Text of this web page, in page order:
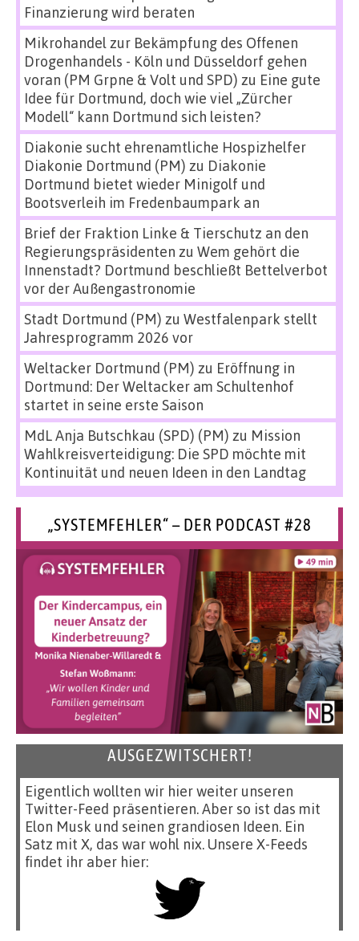
Finanzierung wird beraten
Mikrohandel zur Bekämpfung des Offenen
Drogenhandels - Köln und Düsseldorf gehen
voran (PM Grpne & Volt und SPD) zu Eine gute
Idee für Dortmund, doch wie viel „Zürcher
Modell“ kann Dortmund sich leisten?
Diakonie sucht ehrenamtliche Hospizhelfer
Diakonie Dortmund (PM) zu Diakonie
Dortmund bietet wieder Minigolf und
Bootsverleih im Fredenbaumpark an
Brief der Fraktion Linke & Tierschutz an den
Regierungspräsidenten zu Wem gehört die
Innenstadt? Dortmund beschließt Bettelverbot
vor der Außengastronomie
Stadt Dortmund (PM) zu Westfalenpark stellt
Jahresprogramm 2026 vor
Weltacker Dortmund (PM) zu Eröffnung in
Dortmund: Der Weltacker am Schultenhof
startet in seine erste Saison
MdL Anja Butschkau (SPD) (PM) zu Mission
Wahlkreisverteidigung: Die SPD möchte mit
Kontinuität und neuen Ideen in den Landtag
„SYSTEMFEHLER“ – DER PODCAST #28
AUSGEZWITSCHERT!
Eigentlich wollten wir hier weiter unseren
Twitter-Feed präsentieren. Aber so ist das mit
Elon Musk und seinen grandiosen Ideen. Ein
Satz mit X, das war wohl nix. Unsere X-Feeds
findet ihr aber hier: